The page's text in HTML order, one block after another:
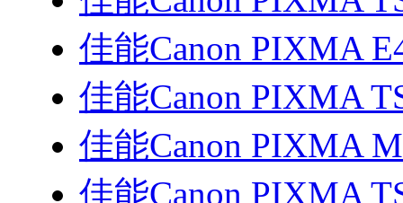
佳能Canon PIXMA
佳能Canon PIXMA
佳能Canon PIXMA
佳能Canon PIXMA